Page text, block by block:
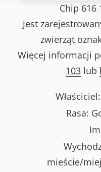
Chip 616
Jest
zwierząt
Więcej informacji
103lub
Rasa:
mieście/